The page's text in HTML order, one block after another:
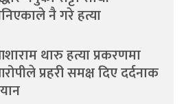
नै गरे हत्या
थारु हत्या प्रकरणमा
प्रहरी समक्ष दिए दर्दनाक